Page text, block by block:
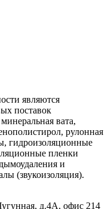
являются
поставок
вата,
рулонная
гидроизоляционные
пленки
и
(звукоизоляция).
д.4А, офис 214